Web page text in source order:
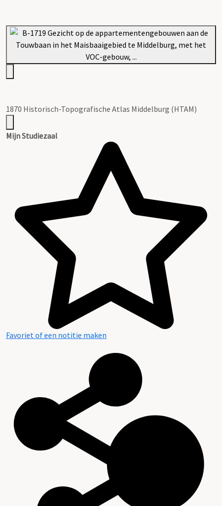
1870 Historisch-Topografische Atlas Middelburg (HTAM)
Mijn Studiezaal
Favoriet of een notitie maken